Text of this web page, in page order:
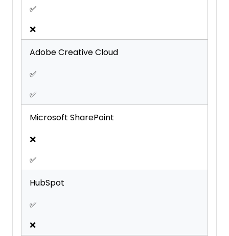
✅
❌
Adobe Creative Cloud
✅
✅
Microsoft SharePoint
❌
✅
HubSpot
✅
❌